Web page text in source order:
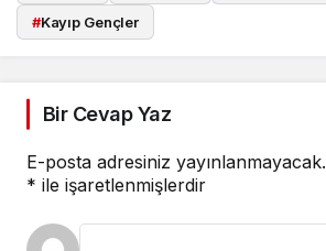
#Kayıp Gençler
Bir Cevap Yaz
E-posta adresiniz yayınlanmayacak.
* ile işaretlenmişlerdir